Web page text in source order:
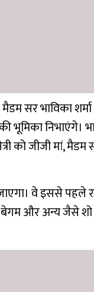
सर भाविका
भूमिका निभाएंगे।
को जीजी मां, मैडम
जाएगा। वे इससे
बेगम और अन्य जैसे